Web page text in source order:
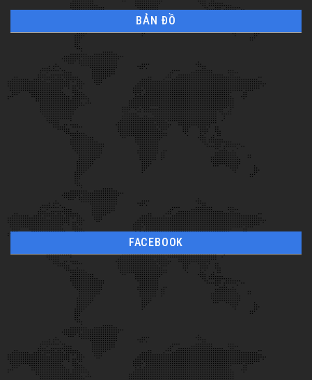
BẢN ĐỒ
FACEBOOK